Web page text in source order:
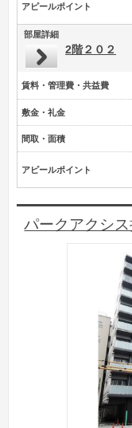
アピールポイント
部屋詳細
2階２０２
賃料・管理費・共益費
敷金・礼金
間取・面積
アピールポイント
パークアクシ